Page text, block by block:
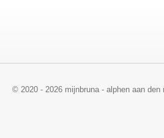
© 2020 - 2026 mijnbruna - alphen aan den